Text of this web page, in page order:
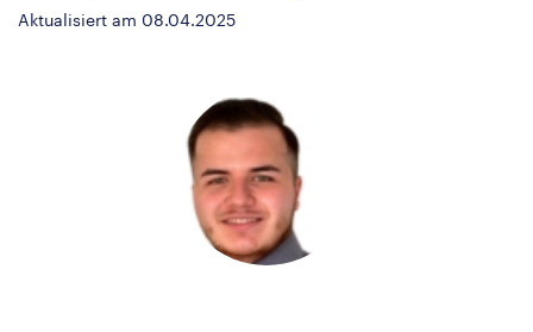
Aktualisiert am 08.04.2025